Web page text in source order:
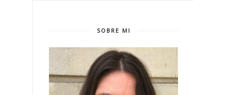
SOBRE MI